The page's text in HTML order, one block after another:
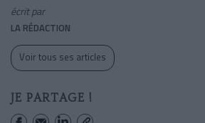
écrit par
LA RÉDACTION
Voir tous ses articles
JE PARTAGE !